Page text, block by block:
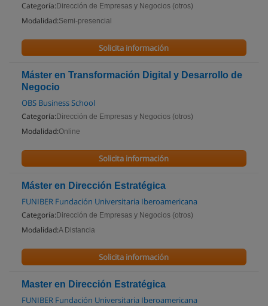
Categoría: Dirección de Empresas y Negocios (otros)
Modalidad:Semi-presencial
Solicita información
Máster en Transformación Digital y Desarrollo de
Negocio
OBS Business School
Categoría: Dirección de Empresas y Negocios (otros)
Modalidad:Online
Solicita información
Máster en Dirección Estratégica
FUNIBER Fundación Universitaria Iberoamericana
Categoría: Dirección de Empresas y Negocios (otros)
Modalidad:A Distancia
Solicita información
Master en Dirección Estratégica
FUNIBER Fundación Universitaria Iberoamericana